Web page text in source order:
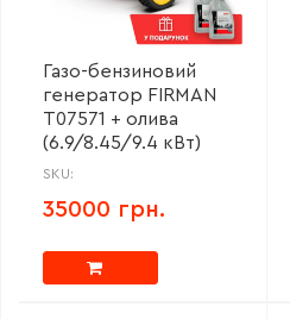
Газо-бензиновий
генератор FIRMAN
T07571 + олива
(6.9/8.45/9.4 кВт)
SKU:
35000 грн.